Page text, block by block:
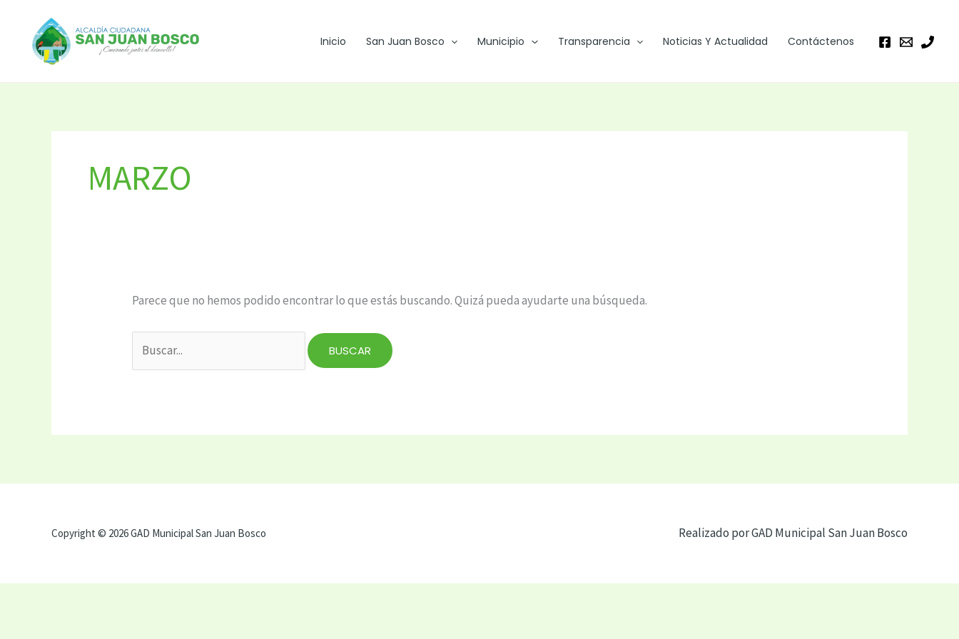
contenido
Inicio San Juan Bosco Municipio Transparencia Noticias Y Actualidad Contáctenos
MARZO
Parece que no hemos podido encontrar lo que estás buscando. Quizá pueda ayudarte una búsqueda.
por:
Copyright © 2026 GAD Municipal San Juan Bosco Realizado por GAD Municipal San Juan Bosco